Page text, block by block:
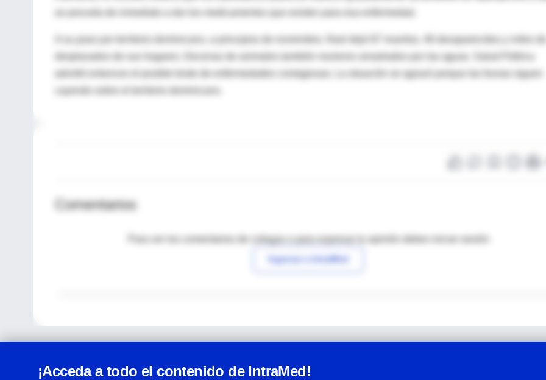
A su paso por territorio dominicano, a principios de noviembre, Noel dejó 87 muertos, 46 desaparecidos y miles de
desplazados de sus hogares. Decenas de animales también murieron arrastrados por las aguas. Salud Pública
advirtió entonces el posible brote de enfermedades contagiosas. La situación se agravó porque las lluvias siguen
cayendo sobre el territorio dominicano.
Comentarios
Para ver los comentarios de colegas o para expresar tu opinión debes iniciar sesión
Ingresar a IntraMed
¡Acceda a todo el contenido de IntraMed!